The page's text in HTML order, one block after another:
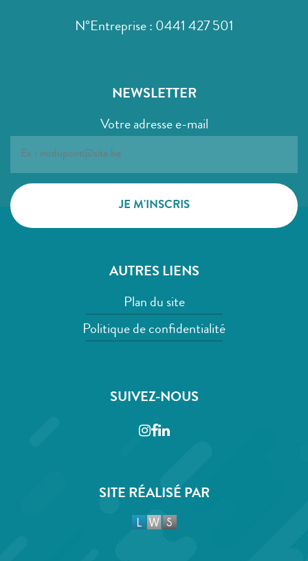
N°Entreprise : 0441 427 501
NEWSLETTER
Votre adresse e-mail
AUTRES LIENS
Plan du site
Politique de confidentialité
SUIVEZ-NOUS
Instagram
Facebook
LinkedIn
SITE RÉALISÉ PAR